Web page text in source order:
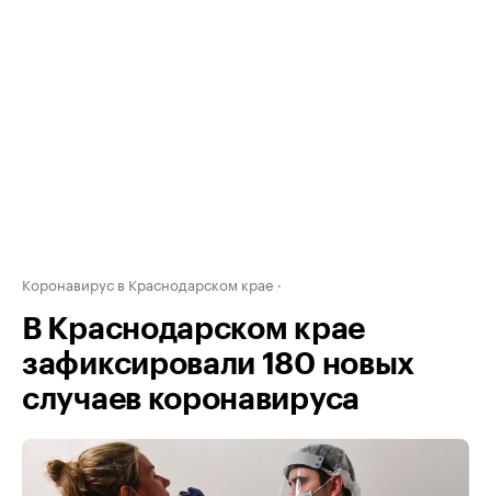
Коронавирус в Краснодарском крае
В Краснодарском крае
зафиксировали 180 новых
случаев коронавируса